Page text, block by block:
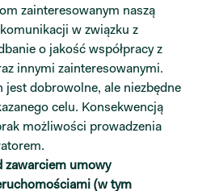
zainteresowanym naszą
w związku z
o jakość współpracy z
innymi zainteresowanymi.
jest dobrowolne, ale niezbędne
celu. Konsekwencją
możliwości prowadzenia
zawarciem umowy
(w tym